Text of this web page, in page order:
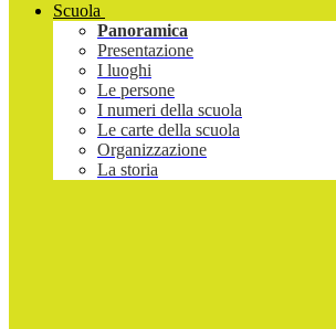
Scuola
Panoramica
Presentazione
I luoghi
Le persone
I numeri della scuola
Le carte della scuola
Organizzazione
La storia